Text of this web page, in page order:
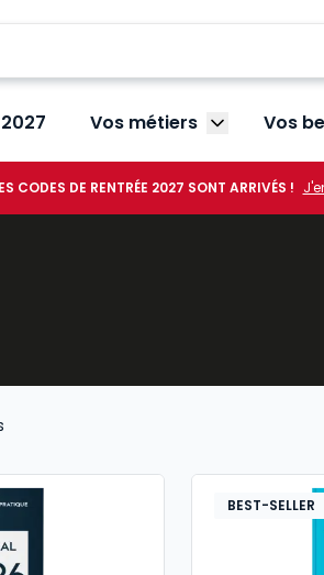
Vos métiers Afficher le
Vos
CODES DE RENTRÉE 2027 SONT ARRIVÉS !
BEST-SELLER